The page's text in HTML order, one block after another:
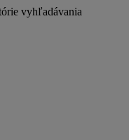
vyhľadávania